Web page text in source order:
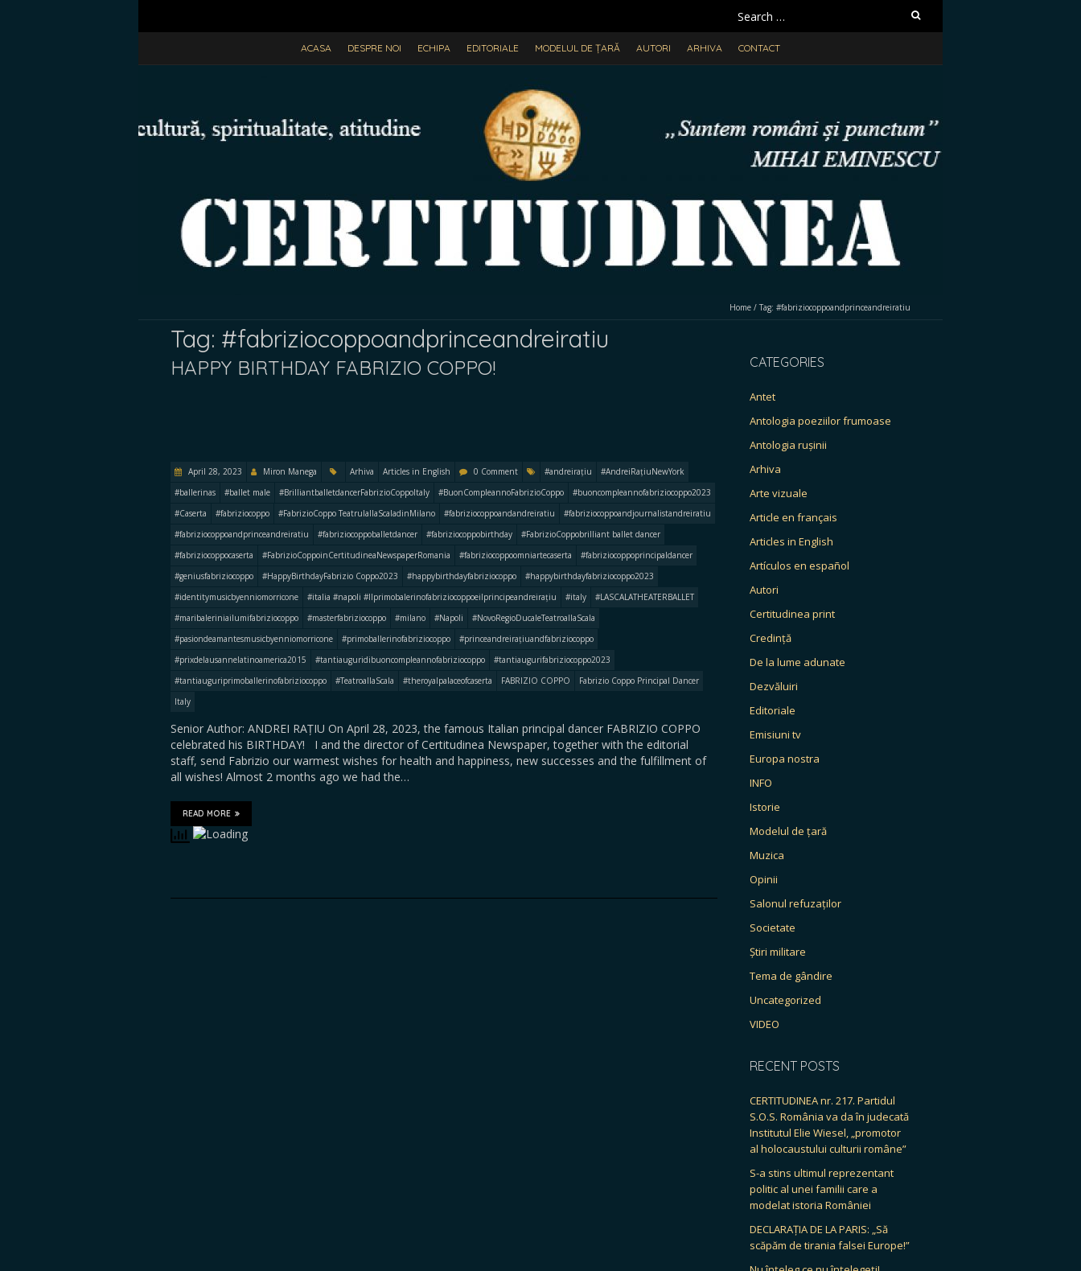
Search
for:
ACASA DESPRE NOI ECHIPA EDITORIALE MODELUL DE ȚARĂ AUTORI ARHIVA CONTACT
Home / Tag: #fabriziocoppoandprinceandreiratiu
Tag: #fabriziocoppoandprinceandreiratiu
HAPPY BIRTHDAY FABRIZIO COPPO!
April 28, 2023 Miron Manega Arhiva Articles in English 0 Comment #andreirațiu
#AndreiRațiuNewYork
#ballerinas
#ballet male #BrilliantballetdancerFabrizioCoppoItaly #BuonCompleannoFabrizioCoppo
#buoncompleannofabriziocoppo2023
#Caserta
#fabriziocoppo #FabrizioCoppo TeatrulallaScaladinMilano #fabriziocoppoandandreiratiu
#fabriziocoppoandjournalistandreiratiu
#fabriziocoppoandprinceandreiratiu
#fabriziocoppoballetdancer #fabriziocoppobirthday
#FabrizioCoppobrilliant ballet dancer
#fabriziocoppocaserta
#FabrizioCoppoinCertitudineaNewspaperRomania #fabriziocoppoomniartecaserta
#fabriziocoppoprincipaldancer
#geniusfabriziocoppo
#HappyBirthdayFabrizio Coppo2023 #happybirthdayfabriziocoppo
#happybirthdayfabriziocoppo2023
#identitymusicbyenniomorricone
#italia #napoli #llprimobalerinofabriziocoppoeilprincipeandreirațiu #italy
#LASCALATHEATERBALLET
#maribaleriniailumifabriziocoppo
#masterfabriziocoppo #milano #Napoli
#NovoRegioDucaleTeatroallaScala
#pasiondeamantesmusicbyenniomorricone
#primoballerinofabriziocoppo
#princeandreirațiuandfabriziocoppo
#prixdelausannelatinoamerica2015
#tantiauguridibuoncompleannofabriziocoppo
#tantiaugurifabriziocoppo2023
#tantiauguriprimoballerinofabriziocoppo
#TeatroallaScala #theroyalpalaceofcaserta FABRIZIO COPPO
Fabrizio Coppo Principal Dancer
Italy
Senior Author: ANDREI RAȚIU On April 28, 2023, the famous Italian principal dancer FABRIZIO COPPO
celebrated his BIRTHDAY! I and the director of Certitudinea Newspaper, together with the editorial
staff, send Fabrizio our warmest wishes for health and happiness, new successes and the fulfillment of
all wishes! Almost 2 months ago we had the…
READ MORE
CATEGORIES
Antet
Antologia poeziilor frumoase
Antologia rușinii
Arhiva
Arte vizuale
Article en français
Articles in English
Artículos en español
Autori
Certitudinea print
Credință
De la lume adunate
Dezvăluiri
Editoriale
Emisiuni tv
Europa nostra
INFO
Istorie
Modelul de țară
Muzica
Opinii
Salonul refuzaților
Societate
Știri militare
Tema de gândire
Uncategorized
VIDEO
RECENT POSTS
CERTITUDINEA nr. 217. Partidul
S.O.S. România va da în judecată
Institutul Elie Wiesel, „promotor
al holocaustului culturii române”
S-a stins ultimul reprezentant
politic al unei familii care a
modelat istoria României
DECLARAȚIA DE LA PARIS: „Să
scăpăm de tirania falsei Europe!”